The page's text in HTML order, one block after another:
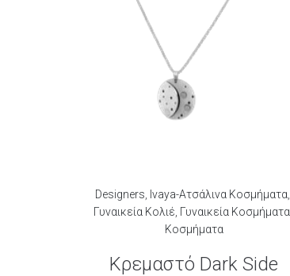
Designers Ivaya-Ατσάλινα Κοσμήματα
Γυναικεία Κολιέ Γυναικεία Κοσμήματα
Κοσμήματα
Κρεμαστό Dark Side